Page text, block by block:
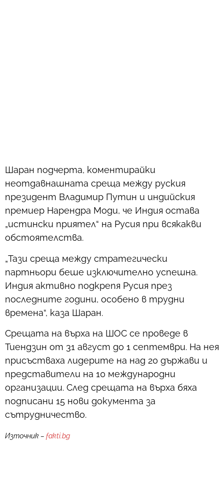
Шаран подчерта, коментирайки
неотдавнашната среща между руския
президент Владимир Путин и индийския
премиер Нарендра Моди, че Индия остава
„истински приятел“ на Русия при всякакви
обстоятелства.
„Тази среща между стратегически
партньори беше изключително успешна.
Индия активно подкрепя Русия през
последните години, особено в трудни
времена“, каза Шаран.
Срещата на върха на ШОС се проведе в
Тиендзин от 31 август до 1 септември. На нея
присъстваха лидерите на над 20 държави и
представители на 10 международни
организации. След срещата на върха бяха
подписани 15 нови документа за
сътрудничество.
Източник – fakti.bg